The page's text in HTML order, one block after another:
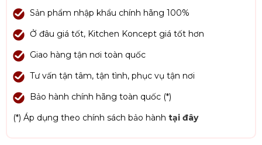
Sản phẩm nhập khẩu chính hãng 100%
Ở đâu giá tốt, Kitchen Koncept giá tốt hơn
Giao hàng tận nơi toàn quốc
Tư vấn tận tâm, tận tình, phục vụ tận nơi
Bảo hành chính hãng toàn quốc (*)
(*) Áp dụng theo chính sách bảo hành tại đây